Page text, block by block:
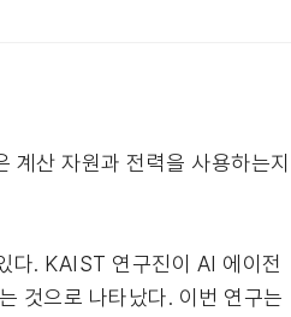
산 자원과 전력을 사용하는지
다. KAIST 연구진이 AI 에이전
것으로 나타났다. 이번 연구는